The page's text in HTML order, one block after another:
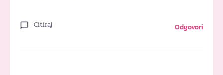
Citiraj Odgovori